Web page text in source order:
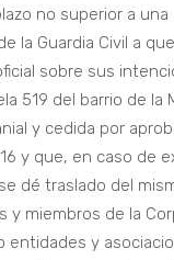
no superior a una
la Guardia Civil a
sobre sus
519 del barrio de la
y cedida por
y que, en caso de
dé traslado del
y miembros de la
entidades y